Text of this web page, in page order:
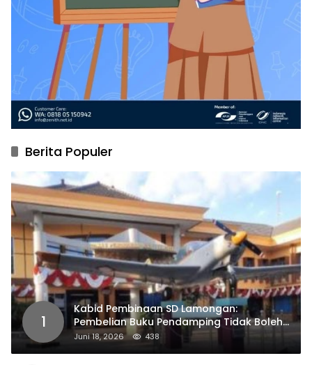
Berita Populer
1
Kabid Pembinaan SD Lamongan:
Pembelian Buku Pendamping Tidak Boleh
Dipaksakan
Juni 18, 2026 438